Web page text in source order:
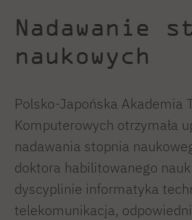
Nadawanie
naukowych
Polsko-Japońska Akademia
Komputerowych otrzymała
nadawania stopnia
doktora habilitowanego
dyscyplinie informatyka
telekomunikacja,